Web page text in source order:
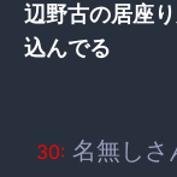
辺野古の居座
込んでる
30: 名無しさ